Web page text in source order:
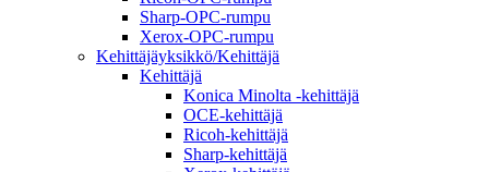
Sharp-OPC-rumpu
Xerox-OPC-rumpu
Kehittäjäyksikkö/Kehittäjä
Kehittäjä
Konica Minolta -kehittäjä
OCE-kehittäjä
Ricoh-kehittäjä
Sharp-kehittäjä